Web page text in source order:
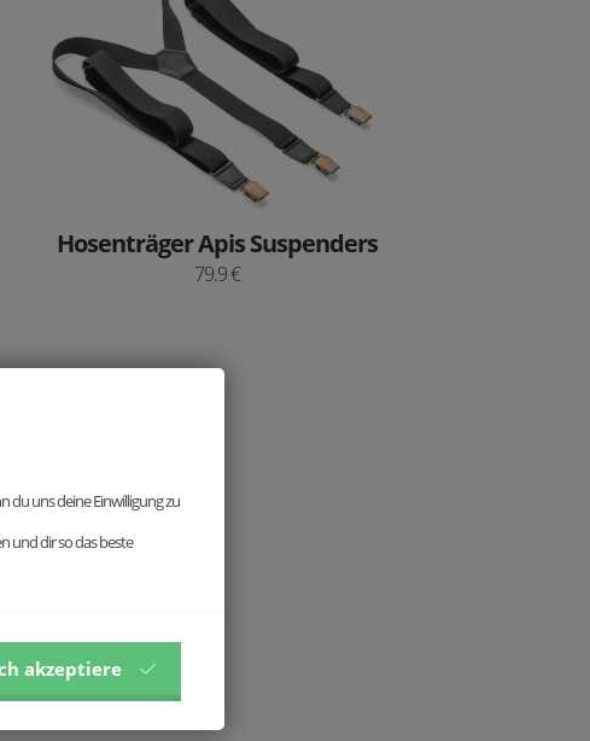
Hosenträger Apis Suspenders
79.9 €
du uns deine Einwilligung zu
und dir so das beste
akzeptiere